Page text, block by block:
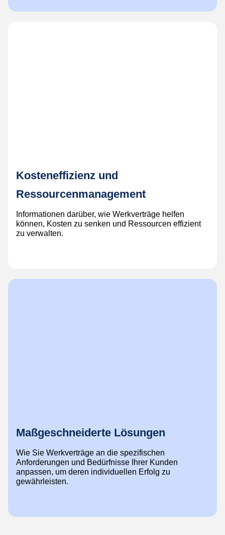
Kosteneffizienz und
Ressourcenmanagement
Informationen darüber, wie Werkverträge helfen
können, Kosten zu senken und Ressourcen effizient
zu verwalten.
Maßgeschneiderte Lösungen
Wie Sie Werkverträge an die spezifischen
Anforderungen und Bedürfnisse Ihrer Kunden
anpassen, um deren individuellen Erfolg zu
gewährleisten.